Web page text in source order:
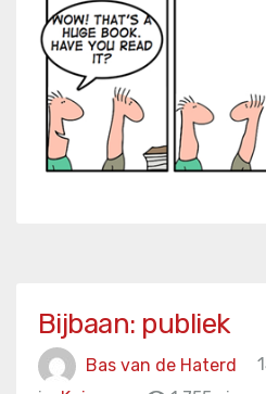
Bijbaan: publiek
Bas van de Haterd